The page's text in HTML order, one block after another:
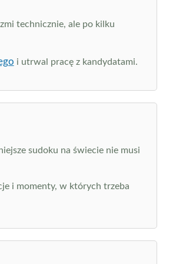
technicznie, ale po kilku
i utrwal pracę z kandydatami.
sudoku na świecie nie musi
i momenty, w których trzeba